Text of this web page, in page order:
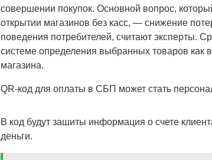
совершении покупок. Основной вопрос,
открытии магазинов без касс, — снижение
поведения потребителей, считают эксперты.
системе определения выбранных товаров как в
магазина.
QR-код для оплаты в СБП может стать
В код будут зашиты информация о счете
деньги.